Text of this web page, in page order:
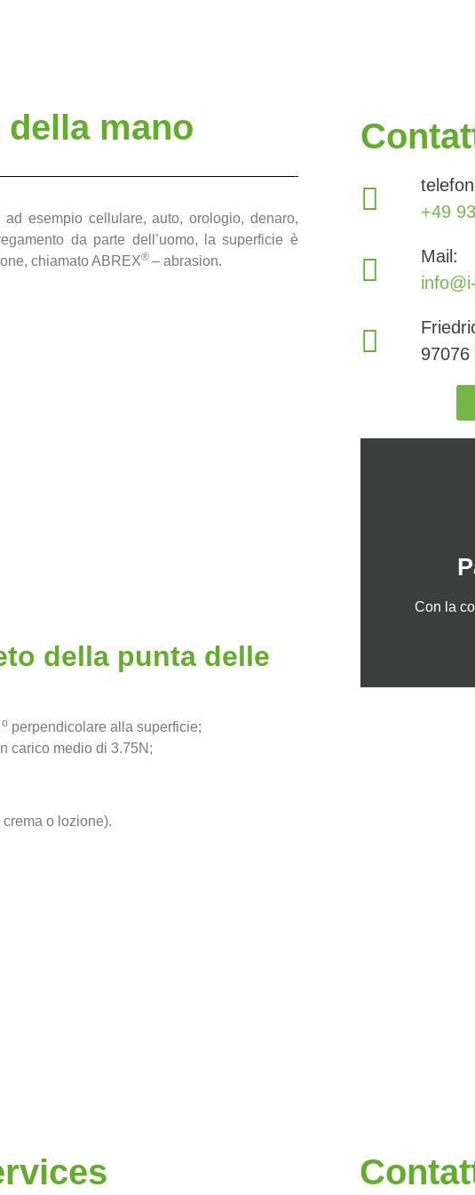
mano
esempio cellulare, auto, orologio, denaro,
da parte dell’uomo, la superficie è
chiamatoABREX® – abrasion.
della punta delle
o perpendicolare alla superficie;
carico medio di 3.75N;
o lozione).
+49
Mail:
97076
Con la